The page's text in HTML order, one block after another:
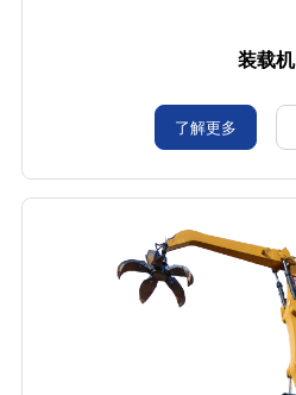
装载机
了解更多